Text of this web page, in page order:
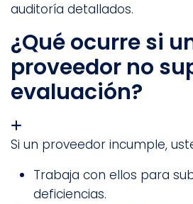
auditoría detallados.
¿Qué ocurre si
proveedor no
evaluación?
Si un proveedor incumple,
Trabaja con ellos para
deficiencias.